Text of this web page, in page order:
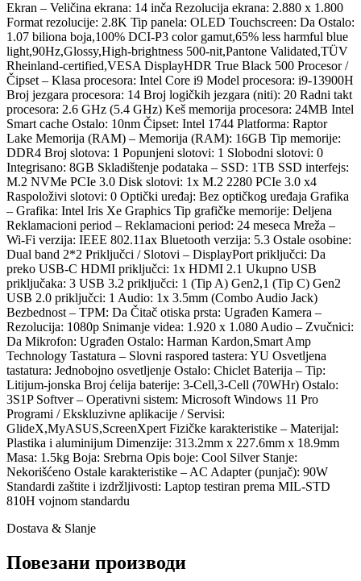
Ekran – Veličina ekrana: 14 inča Rezolucija ekrana: 2.880 x 1.800
Format rezolucije: 2.8K Tip panela: OLED Touchscreen: Da Ostalo:
1.07 biliona boja,100% DCI-P3 color gamut,65% less harmful blue
light,90Hz,Glossy,High-brightness 500-nit,Pantone Validated,TÜV
Rheinland-certified,VESA DisplayHDR True Black 500 Procesor /
Čipset – Klasa procesora: Intel Core i9 Model procesora: i9-13900H
Broj jezgara procesora: 14 Broj logičkih jezgara (niti): 20 Radni takt
procesora: 2.6 GHz (5.4 GHz) Keš memorija procesora: 24MB Intel
Smart cache Ostalo: 10nm Čipset: Intel 1744 Platforma: Raptor
Lake Memorija (RAM) – Memorija (RAM): 16GB Tip memorije:
DDR4 Broj slotova: 1 Popunjeni slotovi: 1 Slobodni slotovi: 0
Integrisano: 8GB Skladištenje podataka – SSD: 1TB SSD interfejs:
M.2 NVMe PCIe 3.0 Disk slotovi: 1x M.2 2280 PCIe 3.0 x4
Raspoloživi slotovi: 0 Optički uređaj: Bez optičkog uređaja Grafika
– Grafika: Intel Iris Xe Graphics Tip grafičke memorije: Deljena
Reklamacioni period – Reklamacioni period: 24 meseca Mreža –
Wi-Fi verzija: IEEE 802.11ax Bluetooth verzija: 5.3 Ostale osobine:
Dual band 2*2 Priključci / Slotovi – DisplayPort priključci: Da
preko USB-C HDMI priključci: 1x HDMI 2.1 Ukupno USB
priključaka: 3 USB 3.2 priključci: 1 (Tip A) Gen2,1 (Tip C) Gen2
USB 2.0 priključci: 1 Audio: 1x 3.5mm (Combo Audio Jack)
Bezbednost – TPM: Da Čitač otiska prsta: Ugrađen Kamera –
Rezolucija: 1080p Snimanje videa: 1.920 x 1.080 Audio – Zvučnici:
Da Mikrofon: Ugrađen Ostalo: Harman Kardon,Smart Amp
Technology Tastatura – Slovni raspored tastera: YU Osvetljena
tastatura: Jednobojno osvetljenje Ostalo: Chiclet Baterija – Tip:
Litijum-jonska Broj ćelija baterije: 3-Cell,3-Cell (70WHr) Ostalo:
3S1P Softver – Operativni sistem: Microsoft Windows 11 Pro
Programi / Ekskluzivne aplikacije / Servisi:
GlideX,MyASUS,ScreenXpert Fizičke karakteristike – Materijal:
Plastika i aluminijum Dimenzije: 313.2mm x 227.6mm x 18.9mm
Masa: 1.5kg Boja: Srebrna Opis boje: Cool Silver Stanje:
Nekorišćeno Ostale karakteristike – AC Adapter (punjač): 90W
Standardi zaštite i izdržljivosti: Laptop testiran prema MIL-STD
810H vojnom standardu
Dostava & Slanje
Повезани производи